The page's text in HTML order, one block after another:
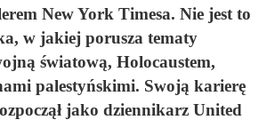
New York Timesa. Nie jest to
w jakiej porusza tematy
światową, Holocaustem,
palestyńskimi. Swoją karierę
jako dziennikarz United